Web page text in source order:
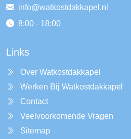
info@watkostdakkapel.nl
8:00 - 18:00
Links
Over Watkostdakkapel
Werken Bij Watkostdakkapel
Contact
Veelvoorkomende Vragen
Sitemap